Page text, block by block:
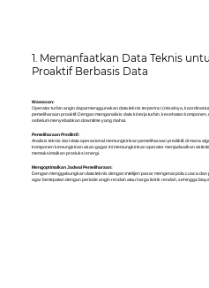
1. Memanfaatkan Data Teknis
Proaktif Berbasis Data
Wawasan:
Operator turbin angin dapat menggunakan data teknis terperinci (misalnya, koordinat
pemeliharaan proaktif. Dengan menganalisis data kinerja turbin, kesehatan
sebelum menyebabkan downtime yang mahal.
Pemeliharaan Prediktif:
Analisis teknis dari data operasional memungkinkan pemeliharaan prediktif, di mana
komponen kemungkinan akan gagal. Ini memungkinkan operator menjadwalkan
memaksimalkan produksi energi.
Mengoptimalkan Jadwal Pemeliharaan:
Dengan menggabungkan data teknis dengan intelijen pasar mengenai pola cuaca
agar bertepatan dengan periode angin rendah atau harga listrik rendah, sehingga